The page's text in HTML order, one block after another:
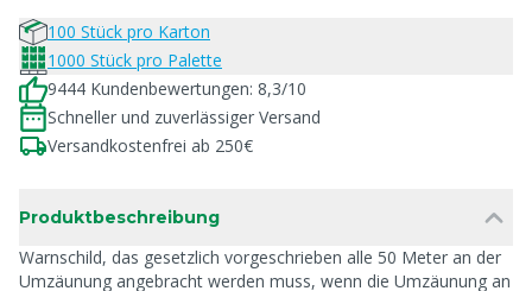
100 Stück pro Karton
1000 Stück pro Palette
9444 Kundenbewertungen: 8,3/10
Schneller und zuverlässiger Versand
Versandkostenfrei ab 250€
Produktbeschreibung
Warnschild, das gesetzlich vorgeschrieben alle 50 Meter an der
Umzäunung angebracht werden muss, wenn die Umzäunung an